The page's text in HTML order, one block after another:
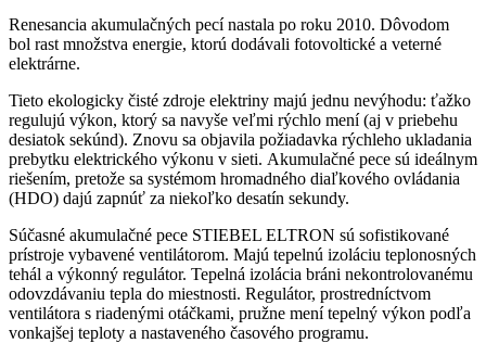
Renesancia akumulačných pecí nastala po roku 2010. Dôvodom
bol rast množstva energie, ktorú dodávali fotovoltické a veterné
elektrárne.
Tieto ekologicky čisté zdroje elektriny majú jednu nevýhodu: ťažko
regulujú výkon, ktorý sa navyše veľmi rýchlo mení (aj v priebehu
desiatok sekúnd). Znovu sa objavila požiadavka rýchleho ukladania
prebytku elektrického výkonu v sieti. Akumulačné pece sú ideálnym
riešením, pretože sa systémom hromadného diaľkového ovládania
(HDO) dajú zapnúť za niekoľko desatín sekundy.
Súčasné akumulačné pece STIEBEL ELTRON sú sofistikované
prístroje vybavené ventilátorom. Majú tepelnú izoláciu teplonosných
tehál a výkonný regulátor. Tepelná izolácia bráni nekontrolovanému
odovzdávaniu tepla do miestnosti. Regulátor, prostredníctvom
ventilátora s riadenými otáčkami, pružne mení tepelný výkon podľa
vonkajšej teploty a nastaveného časového programu.